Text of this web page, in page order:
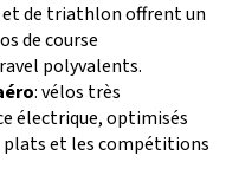
et de triathlon offrent un
de course
polyvalents.
: vélos très
électrique, optimisés
plats et les compétitions